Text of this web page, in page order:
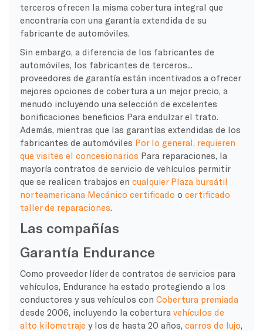
terceros ofrecen la misma cobertura integral que
encontraría con una garantía extendida de su
fabricante de automóviles.
Sin embargo, a diferencia de los fabricantes de
automóviles, los fabricantes de terceros...
proveedores de garantía están incentivados a ofrecer
mejores opciones de cobertura a un mejor precio, a
menudo incluyendo una selección de excelentes
bonificaciones beneficios Para endulzar el trato.
Además, mientras que las garantías extendidas de los
fabricantes de automóviles Por lo general, requieren
que visites el concesionarios Para reparaciones, la
mayoría contratos de servicio de vehículos permitir
que se realicen trabajos en cualquier Plaza bursátil
norteamericana Mecánico certificado o certificado
taller de reparaciones
Las compañías
Garantía Endurance
Como proveedor líder de contratos de servicios para
vehículos, Endurance ha estado protegiendo a los
conductores y sus vehículos con Cobertura premiada
desde 2006, incluyendo la cobertura vehículos de
alto kilometraje y los de hasta 20 años, carros de lujo